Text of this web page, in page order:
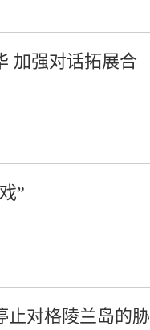
加强对话拓展合
”
止对格陵兰岛的胁